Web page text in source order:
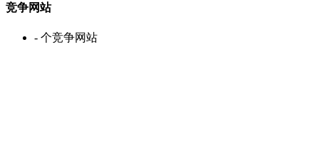
竞争网站
- 个竞争网站